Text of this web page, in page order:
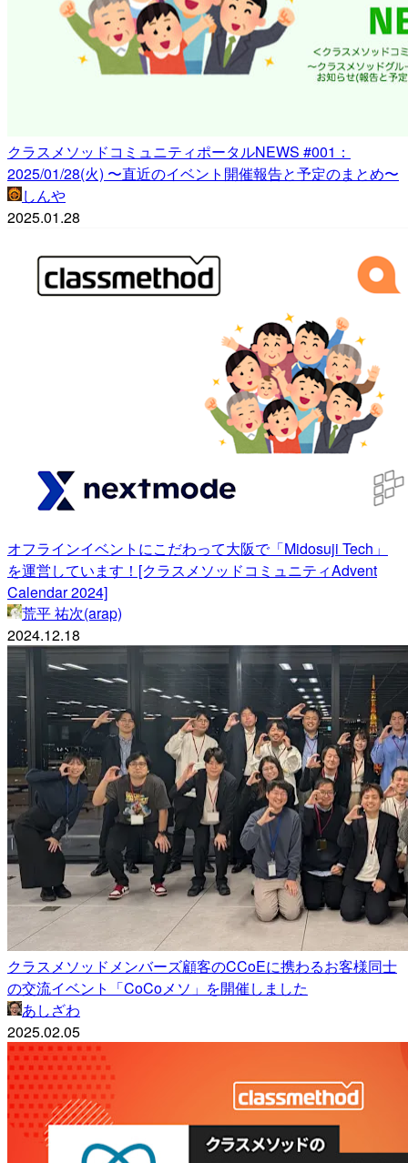
クラスメソッドコミュニティポータルNEWS #001：
2025/01/28(火) 〜直近のイベント開催報告と予定のまとめ〜
しんや
2025.01.28
オフラインイベントにこだわって大阪で「Midosuji Tech」
を運営しています！[クラスメソッドコミュニティAdvent
Calendar 2024]
荒平 祐次(arap)
2024.12.18
クラスメソッドメンバーズ顧客のCCoEに携わるお客様同士
の交流イベント「CoCoメソ」を開催しました
あしざわ
2025.02.05